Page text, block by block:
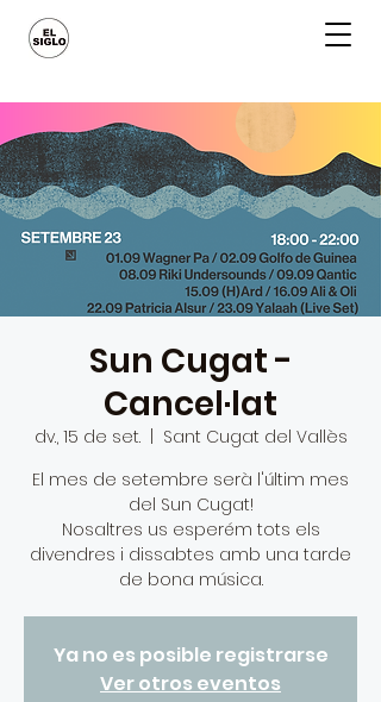
Sun Cugat -
Cancel·lat
dv., 15 de set.
  |
Sant Cugat del Vallès
El mes de setembre serà l'últim mes
del Sun Cugat!
Nosaltres us esperém tots els
divendres i dissabtes amb una tarde
de bona música.
Ya no es posible registrarse
Ver otros eventos